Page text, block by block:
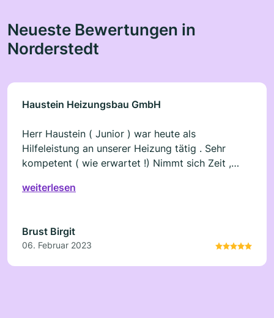
Neueste Bewertungen in
Norderstedt
Haustein Heizungsbau GmbH
Herr Haustein ( Junior ) war heute als
Hilfeleistung an unserer Heizung tätig . Sehr
kompetent ( wie erwartet !) Nimmt sich Zeit ,
Freundlichkeit blieb keineswegs auf der Strecke .
weiterlesen
Brust Birgit
06. Februar 2023